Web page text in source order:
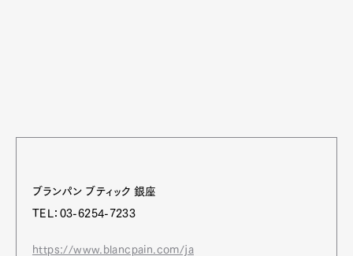
ブランパン ブティック 銀座
TEL：03-6254-7233
https://www.blancpain.com/ja